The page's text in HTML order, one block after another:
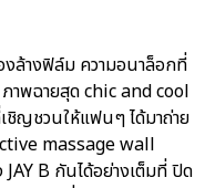
ล้างฟิล์ม ความอนาล็อกที่
าพฉายสุด chic and cool
ชิญชวนให้แฟนๆ ได้มาถ่าย
massage wall
B กันได้อย่างเต็มที่ ปิด